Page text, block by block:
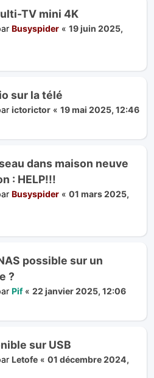
TV mini 4K
Busyspider « 19 juin 2025,
sur la télé
ictorictor « 19 mai 2025, 12:46
dans maison neuve
: HELP!!!
Busyspider « 01 mars 2025,
possible sur un
?
Pif« 22 janvier 2025, 12:06
sur USB
Letofe « 01 décembre 2024,